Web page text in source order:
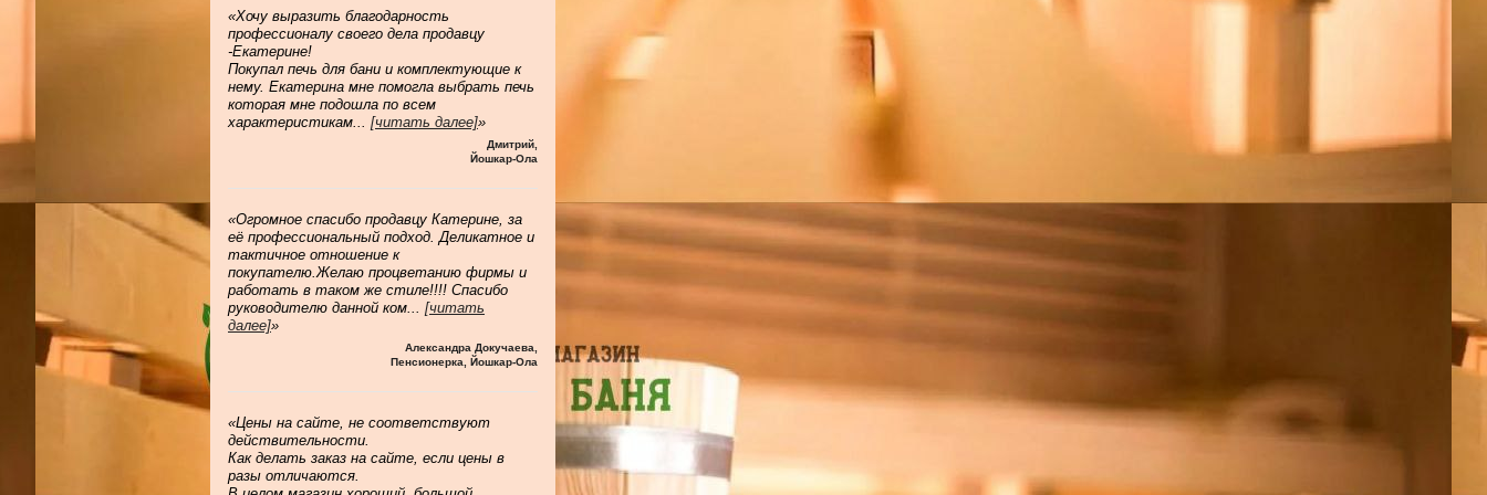
«Хочу выразить благодарность
профессионалу своего дела продавцу
-Екатерине!
Покупал печь для бани и комплектующие к
нему. Екатерина мне помогла выбрать печь
которая мне подошла по всем
характеристикам
[читать далее]»
Дмитрий
Йошкар-Ола
«Огромное спасибо продавцу Катерине, за
её профессиональный подход. Деликатное и
тактичное отношение к
покупателю.Желаю процветанию фирмы и
работать в таком же стиле!!!! Спасибо
руководителю данной ком
[читать
далее]»
Александра Докучаева
Пенсионерка, Йошкар-Ола
«Цены на сайте, не соответствуют
действительности.
Как делать заказ на сайте, если цены в
разы отличаются.